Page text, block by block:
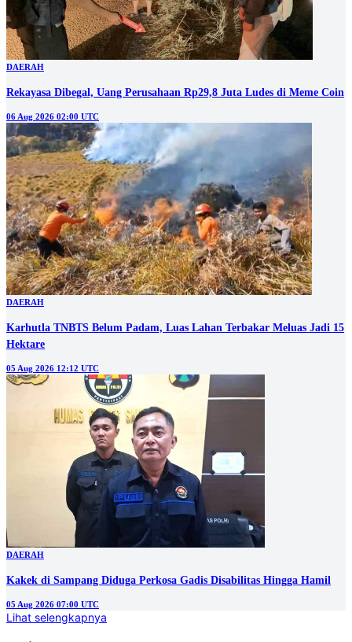
DAERAH
Rekayasa Dibegal, Uang Perusahaan Rp29,8 Juta Ludes di Meme Coin
06 Aug 2026 02:00 UTC
DAERAH
Karhutla TNBTS Belum Padam, Luas Lahan Terbakar Meluas Jadi 15
Hektare
05 Aug 2026 12:12 UTC
DAERAH
Kakek di Sampang Diduga Perkosa Gadis Disabilitas Hingga Hamil
05 Aug 2026 07:00 UTC
Lihat selengkapnya